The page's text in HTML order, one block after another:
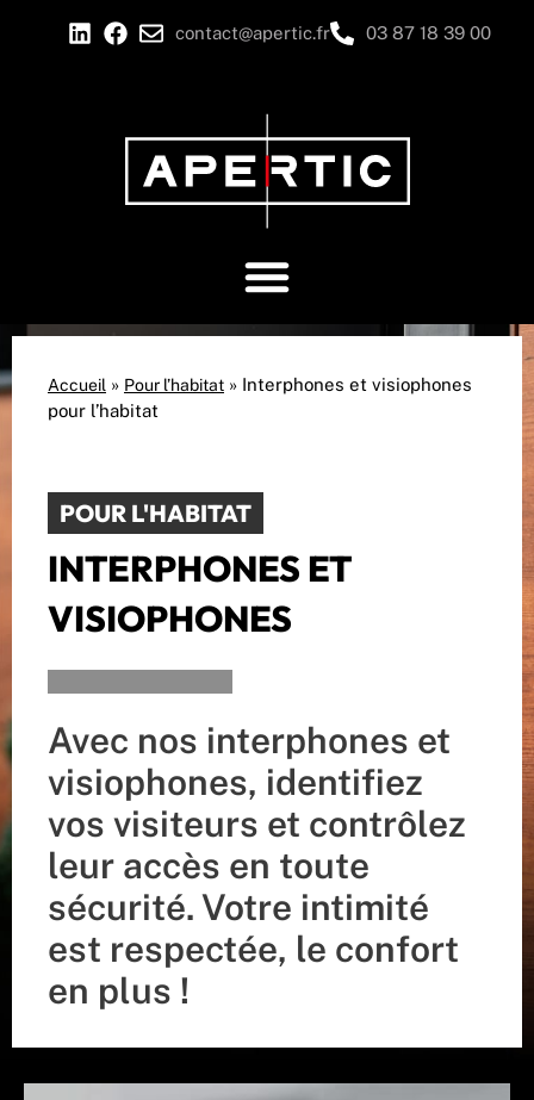
contact@apertic.fr 03 87 18 39 00
Accueil » Pour l’habitat » Interphones et visiophones
pour l’habitat
POUR L'HABITAT
INTERPHONES ET
VISIOPHONES
Avec nos interphones et
visiophones, identifiez
vos visiteurs et contrôlez
leur accès en toute
sécurité. Votre intimité
est respectée, le confort
en plus !